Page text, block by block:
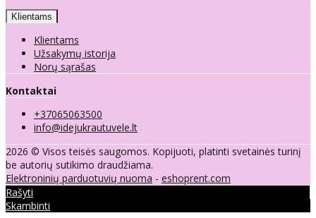
Klientams
Klientams
Užsakymų istorija
Norų sąrašas
Kontaktai
+37065063500
info@idejukrautuvele.lt
2026 © Visos teisės saugomos. Kopijuoti, platinti svetainės turinį
be autorių sutikimo draudžiama.
Elektroninių parduotuvių nuoma - eshoprent.com
Rašyti
Skambinti